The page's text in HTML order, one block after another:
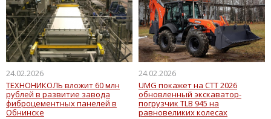
24.02.2026
ТЕХНОНИКОЛЬ вложит 60 млн
рублей в развитие завода
фиброцементных панелей в
Обнинске
24.02.2026
UMG покажет на СТТ 2026
обновленный экскаватор-
погрузчик TLB 945 на
равновеликих колесах